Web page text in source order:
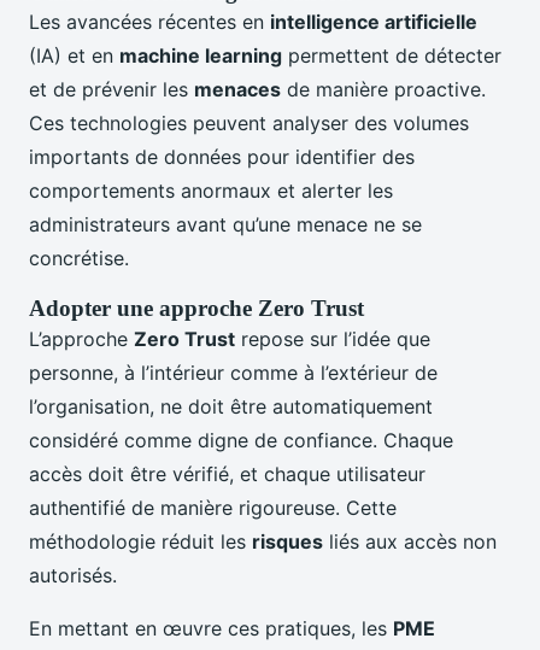
Les avancées récentes en intelligence artificielle
(IA) et en machine learning permettent de détecter
et de prévenir les menaces de manière proactive.
Ces technologies peuvent analyser des volumes
importants de données pour identifier des
comportements anormaux et alerter les
administrateurs avant qu’une menace ne se
concrétise.
Adopter une approche Zero Trust
L’approche Zero Trust repose sur l’idée que
personne, à l’intérieur comme à l’extérieur de
l’organisation, ne doit être automatiquement
considéré comme digne de confiance. Chaque
accès doit être vérifié, et chaque utilisateur
authentifié de manière rigoureuse. Cette
méthodologie réduit les risques liés aux accès non
autorisés.
En mettant en œuvre ces pratiques, les PME